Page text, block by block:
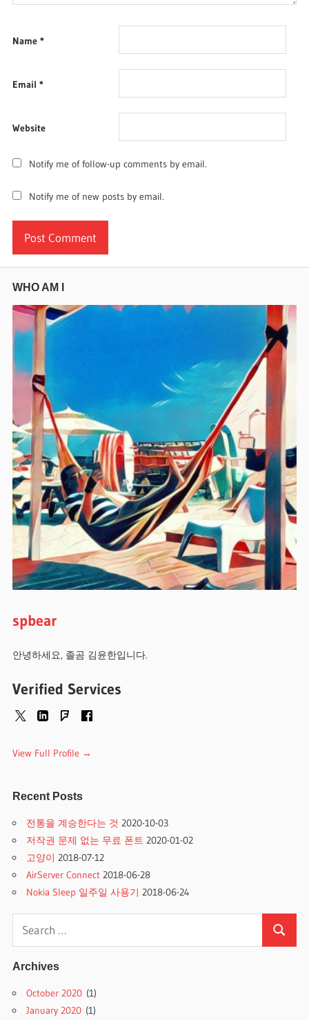
Name *
Email *
Website
Notify me of follow-up comments by email.
Notify me of new posts by email.
WHO AM I
spbear
안녕하세요, 졸곰 김윤한입니다.
Verified Services
View Full Profile →
Recent Posts
전통을 계승한다는 것 2020-10-03
저작권 문제 없는 무료 폰트 2020-01-02
고양이 2018-07-12
AirServer Connect 2018-06-28
Nokia Sleep 일주일 사용기 2018-06-24
for:
Search
Archives
October 2020 (1)
January 2020 (1)